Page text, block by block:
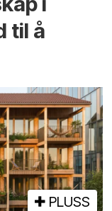
til å
PLUSS